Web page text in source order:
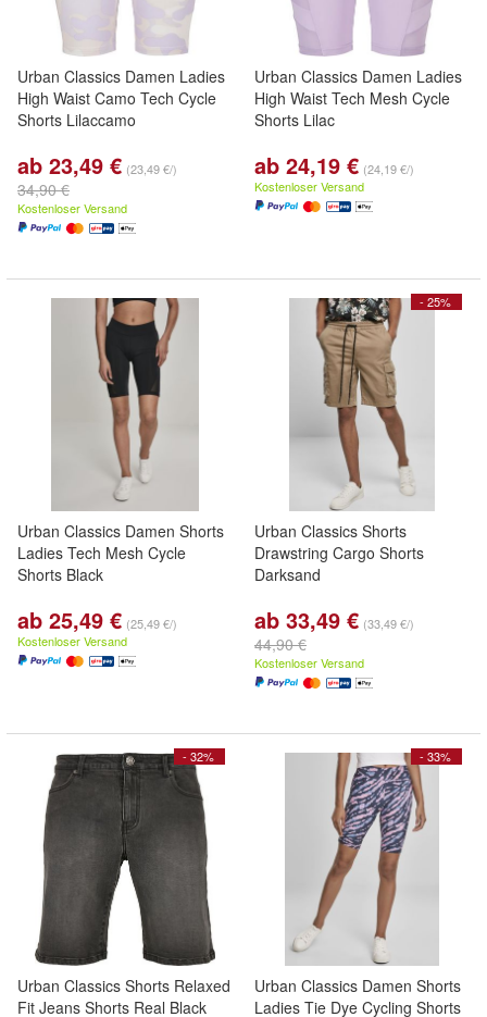
Urban Classics Damen Ladies
High Waist Camo Tech Cycle
Shorts Lilaccamo
ab 23,49 € (23,49 €/)
34,90 €
Kostenloser Versand
Urban Classics Damen Ladies
High Waist Tech Mesh Cycle
Shorts Lilac
ab 24,19 € (24,19 €/)
Kostenloser Versand
Urban Classics Damen Shorts
Ladies Tech Mesh Cycle
Shorts Black
ab 25,49 € (25,49 €/)
Kostenloser Versand
- 25%
Urban Classics Shorts
Drawstring Cargo Shorts
Darksand
ab 33,49 € (33,49 €/)
44,90 €
Kostenloser Versand
- 32%
Urban Classics Shorts Relaxed
Fit Jeans Shorts Real Black
- 33%
Urban Classics Damen Shorts
Ladies Tie Dye Cycling Shorts